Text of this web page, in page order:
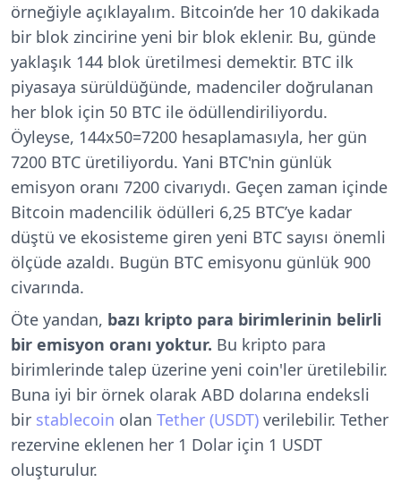
örneğiyle açıklayalım. Bitcoin’de her 10 dakikada
bir blok zincirine yeni bir blok eklenir. Bu, günde
yaklaşık 144 blok üretilmesi demektir. BTC ilk
piyasaya sürüldüğünde, madenciler doğrulanan
her blok için 50 BTC ile ödüllendiriliyordu.
Öyleyse, 144x50=7200 hesaplamasıyla, her gün
7200 BTC üretiliyordu. Yani BTC'nin günlük
emisyon oranı 7200 civarıydı. Geçen zaman içinde
Bitcoin madencilik ödülleri 6,25 BTC’ye kadar
düştü ve ekosisteme giren yeni BTC sayısı önemli
ölçüde azaldı. Bugün BTC emisyonu günlük 900
civarında.
Öte yandan, bazı kripto para birimlerinin belirli
bir emisyon oranı yoktur. Bu kripto para
birimlerinde talep üzerine yeni coin'ler üretilebilir.
Buna iyi bir örnek olarak ABD dolarına endeksli
bir stablecoin olan Tether (USDT) verilebilir. Tether
rezervine eklenen her 1 Dolar için 1 USDT
oluşturulur.